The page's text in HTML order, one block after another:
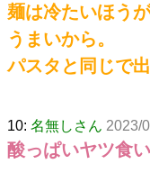
麺は冷たいほう
うまいから。
パスタと同じで
10: 名無しさん 2023/
酸っぱいヤツ食